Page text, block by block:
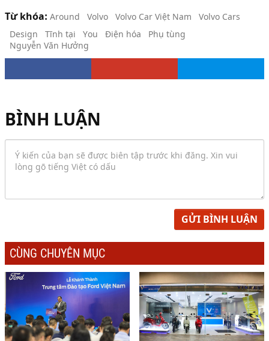
Từ khóa: Around Volvo Volvo Car Việt Nam
Volvo Cars
Design
Tĩnh tại You Điện hóa
Phụ tùng
Nguyễn Văn Hưởng
BÌNH LUẬN
GỬI BÌNH LUẬN
CÙNG CHUYÊN MỤC